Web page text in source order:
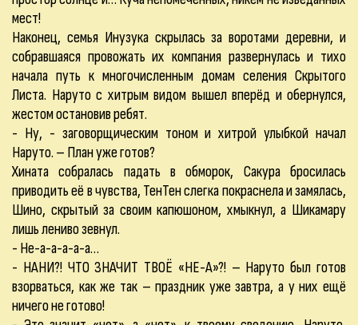
мест!
Наконец, семья Инузука скрылась за воротами деревни, и
собравшаяся провожать их компания развернулась и тихо
начала путь к многочисленным домам селения Скрытого
Листа. Наруто с хитрым видом вышел вперёд и обернулся,
жестом остановив ребят.
- Ну, - заговорщическим тоном и хитрой улыбкой начал
Наруто. – План уже готов?
Хината собралась падать в обморок, Сакура бросилась
приводить её в чувства, ТенТен слегка покраснела и замялась,
Шино, скрытый за своим капюшоном, хмыкнул, а Шикамару
лишь лениво зевнул.
- Не-а-а-а-а-а…
- НАНИ?! ЧТО ЗНАЧИТ ТВОЁ «НЕ-А»?! – Наруто был готов
взорваться, как же так – праздник уже завтра, а у них ещё
ничего не готово!